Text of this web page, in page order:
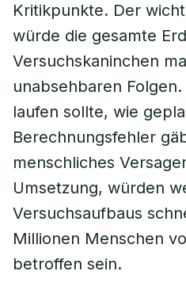
Kritikpunkte. Der
würde die gesamte
Versuchskaninchen
unabsehbaren
laufen sollte, wie
Berechnungsfehler
menschliches
Umsetzung, würden
Versuchsaufbaus
Millionen Menschen
betroffen sein.